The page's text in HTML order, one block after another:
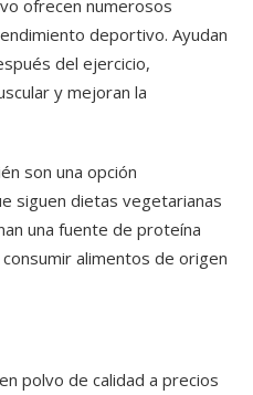
ofrecen numerosos
deportivo. Ayudan
del ejercicio,
y mejoran la
son una opción
siguen dietas vegetarianas
una fuente de proteína
alimentos de origen
polvo de calidad a precios